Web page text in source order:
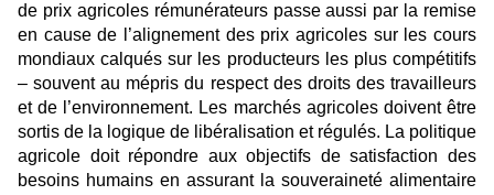
de prix agricoles rémunérateurs passe aussi par la remise
en cause de l’alignement des prix agricoles sur les cours
mondiaux calqués sur les producteurs les plus compétitifs
– souvent au mépris du respect des droits des travailleurs
et de l’environnement. Les marchés agricoles doivent être
sortis de la logique de libéralisation et régulés. La politique
agricole doit répondre aux objectifs de satisfaction des
besoins humains en assurant la souveraineté alimentaire